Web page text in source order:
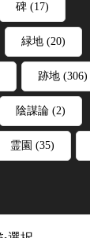
碑 (17)
緑地 (20)
跡地 (306)
陰謀論 (2)
霊園 (35)